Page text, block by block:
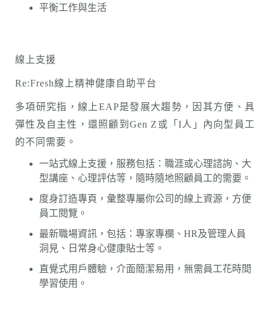
平衡工作與生活
線上支援
Re:Fresh線上精神健康自助平台
多項研究指，線上EAP是發展大趨勢，因其方便、具
彈性及自主性，還照顧到Gen Z或「I人」內向型員工
的不同需要。
一站式線上支援，服務包括：職涯或心理諮詢、大
型講座、心理評估等，隨時隨地照顧員工的需要。
度身訂造專頁，彙整專屬你公司的線上資源，方便
員工閱覽。
最新職場資訊，包括：專家專欄、HR及管理人員
洞見、日常身心健康貼士等。
直覺式用戶體驗，介面簡潔易用，無需員工花時間
學習使用。